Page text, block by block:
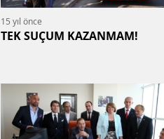
15 yıl önce
TEK SUÇUM KAZANMAM!